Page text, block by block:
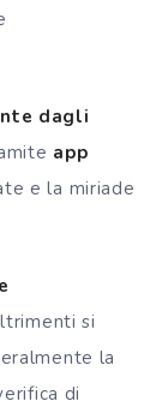
dagli
app
e la miriade
si
la
di